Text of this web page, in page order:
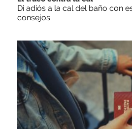
Di adiós a la cal del baño con
consejos